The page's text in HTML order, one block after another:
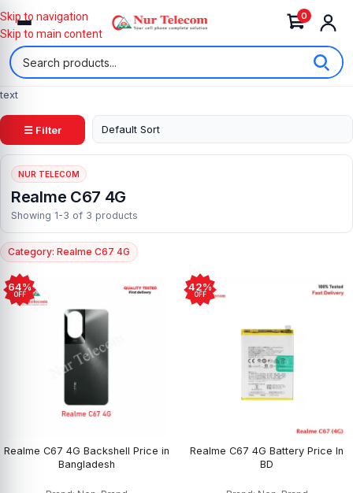
0
Skip to navigation
Skip to main content
text
☰ Filter
NUR TELECOM
Realme C67 4G
Showing 1-3 of 3 products
Category: Realme C67 4G
64%
OFF
Realme C67 4G Backshell Price in
Bangladesh
42%
OFF
Realme C67 4G Battery Price In
BD